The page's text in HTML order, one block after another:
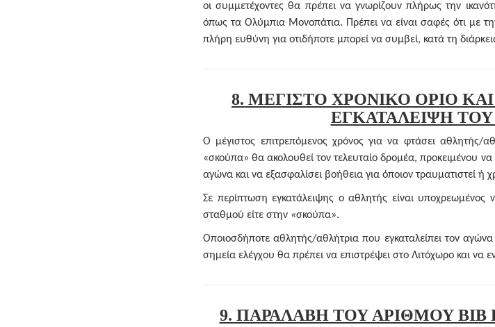
οι συμμετέχοντες θα πρέπει να γνωρίζουν πλήρως την
όπως τα Ολύμπια Μονοπάτια. Πρέπει να είναι σαφές ότι με
πλήρη ευθύνη για οτιδήποτε μπορεί να συμβεί, κατά τη
8. ΜΕΓΙΣΤΟ ΧΡΟΝΙΚΟ ΟΡΙΟ
ΕΓΚΑΤΑΛΕΙΨΗ ΤΟΥ
Ο μέγιστος επιτρεπόμενος χρόνος για να φτάσει αθλητής/
«σκούπα» θα ακολουθεί τον τελευταίο δρομέα, προκειμένου
αγώνα και να εξασφαλίσει βοήθεια για όποιον τραυματιστεί ή
Σε περίπτωση εγκατάλειψης ο αθλητής είναι
σταθμού είτε στην «σκούπα».
Οποιοσδήποτε αθλητής/αθλήτρια που εγκαταλείπει τον
σημεία ελέγχου θα πρέπει να επιστρέψει στο Λιτόχωρο και
9. ΠΑΡΑΛΑΒΗ ΤΟΥ ΑΡΙΘΜΟΥ